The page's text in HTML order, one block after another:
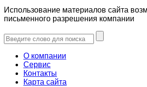
Использование материалов сайта
письменного разрешения компании
О компании
Сервис
Контакты
Карта сайта